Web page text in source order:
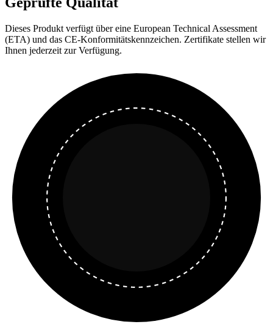
Dieses Produkt verfügt über eine European Technical Assessment
(ETA) und das CE-Konformitätskennzeichen. Zertifikate stellen wir
Ihnen jederzeit zur Verfügung.